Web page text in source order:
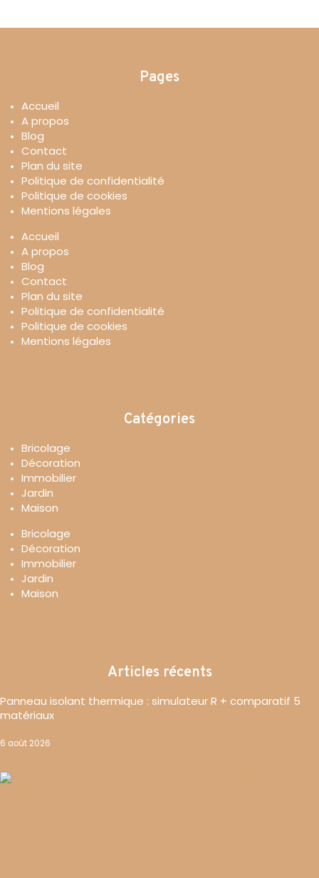
Pages
Accueil
A propos
Blog
Contact
Plan du site
Politique de confidentialité
Politique de cookies
Mentions légales
Accueil
A propos
Blog
Contact
Plan du site
Politique de confidentialité
Politique de cookies
Mentions légales
Catégories
Bricolage
Décoration
Immobilier
Jardin
Maison
Bricolage
Décoration
Immobilier
Jardin
Maison
Articles récents
Panneau isolant thermique : simulateur R + comparatif 5
matériaux
6 août 2026